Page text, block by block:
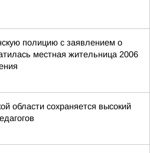
полицию с заявлением о
местная жительница 2006
области сохраняется высокий